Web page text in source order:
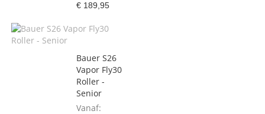
€ 189,95
Bauer S26
Vapor Fly30
Roller -
Senior
Vanaf